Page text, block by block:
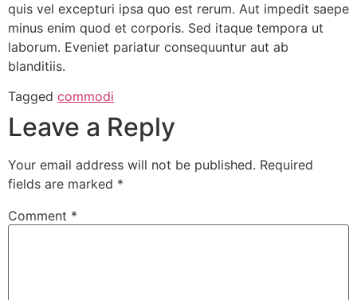
quis vel excepturi ipsa quo est rerum. Aut impedit saepe
minus enim quod et corporis. Sed itaque tempora ut
laborum. Eveniet pariatur consequuntur aut ab
blanditiis.
Tagged commodi
Leave a Reply
Your email address will not be published. Required
fields are marked *
Comment *